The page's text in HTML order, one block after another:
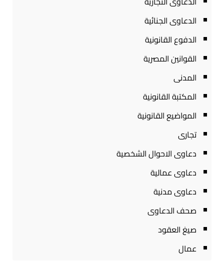
الدعاوى الجنائية
الدفوع القانونية
القوانين المصرية
المدنى
المكتبة القانونية
المواضيع القانونية
تجارى
دعاوى الاحوال الشخصية
دعاوى عمالية
دعاوى مدنية
صحف الدعاوى
صيغ العقود
عمال